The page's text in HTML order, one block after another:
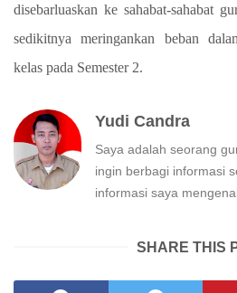
disebarluaskan ke sahabat-sahabat
sedikitnya meringankan beban
kelas pada Semester 2.
Yudi Candra
Saya adalah seorang
ingin berbagi informasi
informasi saya
SHARE THIS